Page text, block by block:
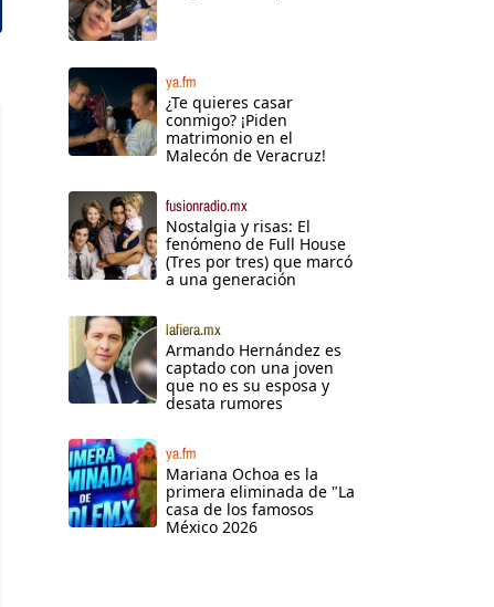
ya.fm
¿Te quieres casar
conmigo? ¡Piden
matrimonio en el
Malecón de Veracruz!
fusionradio.mx
Nostalgia y risas: El
fenómeno de Full House
(Tres por tres) que marcó
a una generación
lafiera.mx
Armando Hernández es
captado con una joven
que no es su esposa y
desata rumores
ya.fm
Mariana Ochoa es la
primera eliminada de "La
casa de los famosos
México 2026